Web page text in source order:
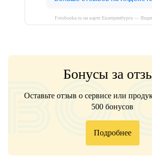
Fotobooka.ru на карте Екатеринбурга —
Бонусы за
Оставьте отзыв о сервисе или
500 бонусов
Подробнее